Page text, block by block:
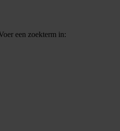
een zoekterm in: